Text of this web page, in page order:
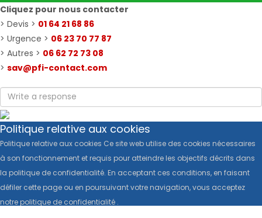
Cliquez pour nous contacter
> Devis > 01 64 21 68 86
> Urgence > 06 23 70 77 87
> Autres > 06 62 72 73 08
> sav@pfi-contact.com
Politique relative aux cookies
Politique relative aux cookies Ce site web utilise des cookies nécessaires
à son fonctionnement et requis pour atteindre les objectifs décrits dans
la politique de confidentialité. En acceptant ces conditions, en faisant
défiler cette page ou en poursuivant votre navigation, vous acceptez
notre politique de confidentialité .